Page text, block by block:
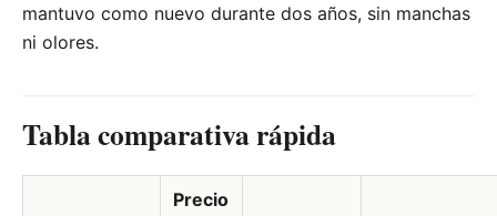
mantuvo como nuevo durante dos años, sin manchas
ni olores.
Tabla comparativa rápida
Precio